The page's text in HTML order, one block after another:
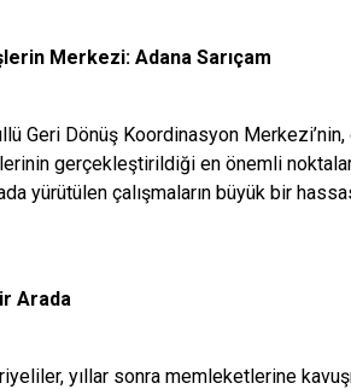
Merkezi: Adana Sarıçam
Geri Dönüş Koordinasyon
gerçekleştirildiği en önemli
yürütülen çalışmaların büyük bir
Arada
yıllar sonra memleketlerine